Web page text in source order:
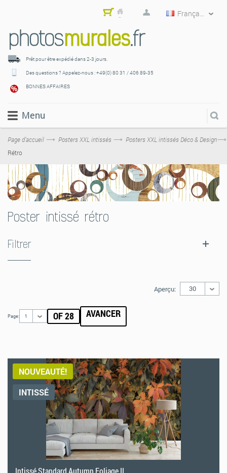
Français
Mon
er
Prêt pour être expédiédans 2-3 jours.
Des questions ? Appelez-nous :+49(0) 80 31 / 406 89-35
BONNES AFFAIRES
Menu
Page d’accueil Posters XXL intissés
Posters XXL intissés Déco & Design
Rétro
Poster intissé rétro
Filtrer
Aperçu: 30
Page: 1 OF 28 AVANCER
NOUVEAUTÉ!
INTISSÉ
Intissé Standard Autumn Foliage II